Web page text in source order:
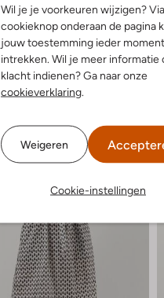
Wil je je voorkeuren wijzigen?
cookieknop onderaan de pagina
jouw toestemming ieder moment
intrekken. Wil je meer informatie
klacht indienen? Ga naar onze
cookieverklaring.
Weigeren
Cookie-instellingen
Ontdek de look